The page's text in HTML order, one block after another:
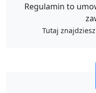
Regulamin to
Tutaj